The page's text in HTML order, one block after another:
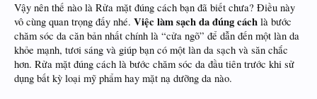
Vậy nên thế nào là Rửa mặt đúng cách bạn đã biết chưa? Điều này
vô cùng quan trọng đấy nhé. Việc làm sạch da đúng cách là bước
chăm sóc da căn bản nhất chính là “cửa ngõ” để dẫn đến một làn da
khỏe mạnh, tươi sáng và giúp bạn có một làn da sạch và săn chắc
hơn. Rửa mặt đúng cách là bước chăm sóc da đầu tiên trước khi sử
dụng bất kỳ loại mỹ phẩm hay mặt nạ dưỡng da nào.